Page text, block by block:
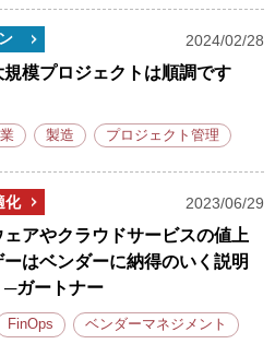
2024/02/28
規模プロジェクトは順調です
製造 プロジェクト管理
化 2023/06/29
ェアやクラウドサービスの値上
はベンダーに納得のいく説明
─ガートナー
FinOps ベンダーマネジメント